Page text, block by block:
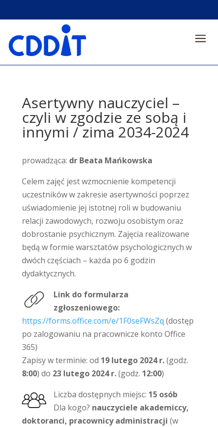
a
Asertywny nauczyciel –
czyli w zgodzie ze sobą i
innymi / zima 2034-2024
prowadząca: dr Beata Mańkowska
Celem zajęć jest wzmocnienie kompetencji
uczestników w zakresie asertywności poprzez
uświadomienie jej istotnej roli w budowaniu
relacji zawodowych, rozwoju osobistym oraz
dobrostanie psychicznym. Zajęcia realizowane
będą w formie warsztatów psychologicznych w
dwóch częściach – każda po 6 godzin
dydaktycznych.
Link do formularza
zgłoszeniowego:
https://forms.office.com/e/1F0seFWsZq (dostęp
po zalogowaniu na pracownicze konto Office
365)
Zapisy w terminie: od 19 lutego 2024 r.(godz.
8:00) do 23 lutego 2024 r.(godz. 12:00)
Liczba dostępnych miejsc: 15 osób
Dla kogo? nauczyciele akademiccy,
doktoranci, pracownicy administracji (w